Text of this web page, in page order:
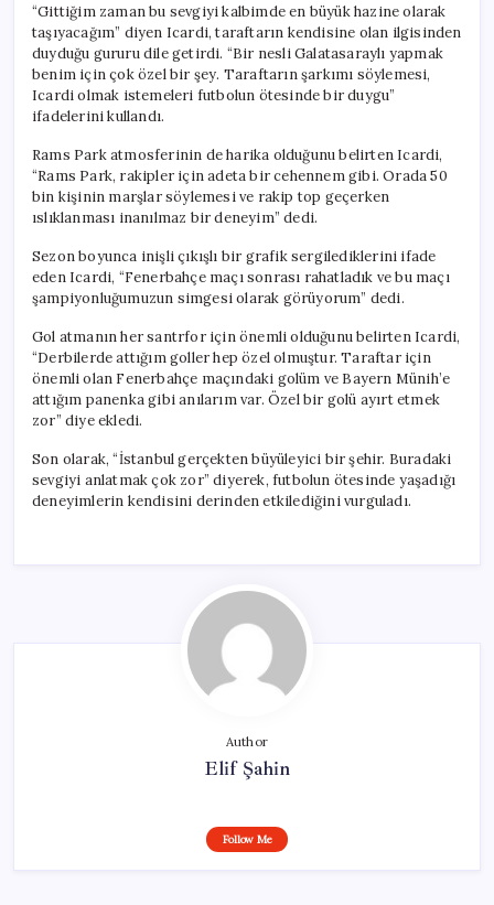
“Gittiğim zaman bu sevgiyi kalbimde en büyük hazine olarak
taşıyacağım” diyen Icardi, taraftarın kendisine olan ilgisinden
duyduğu gururu dile getirdi. “Bir nesli Galatasaraylı yapmak
benim için çok özel bir şey. Taraftarın şarkımı söylemesi,
Icardi olmak istemeleri futbolun ötesinde bir duygu”
ifadelerini kullandı.
Rams Park atmosferinin de harika olduğunu belirten Icardi,
“Rams Park, rakipler için adeta bir cehennem gibi. Orada 50
bin kişinin marşlar söylemesi ve rakip top geçerken
ıslıklanması inanılmaz bir deneyim” dedi.
Sezon boyunca inişli çıkışlı bir grafik sergilediklerini ifade
eden Icardi, “Fenerbahçe maçı sonrası rahatladık ve bu maçı
şampiyonluğumuzun simgesi olarak görüyorum” dedi.
Gol atmanın her santrfor için önemli olduğunu belirten Icardi,
“Derbilerde attığım goller hep özel olmuştur. Taraftar için
önemli olan Fenerbahçe maçındaki golüm ve Bayern Münih’e
attığım panenka gibi anılarım var. Özel bir golü ayırt etmek
zor” diye ekledi.
Son olarak, “İstanbul gerçekten büyüleyici bir şehir. Buradaki
sevgiyi anlatmak çok zor” diyerek, futbolun ötesinde yaşadığı
deneyimlerin kendisini derinden etkilediğini vurguladı.
Author
Elif Şahin
Follow Me